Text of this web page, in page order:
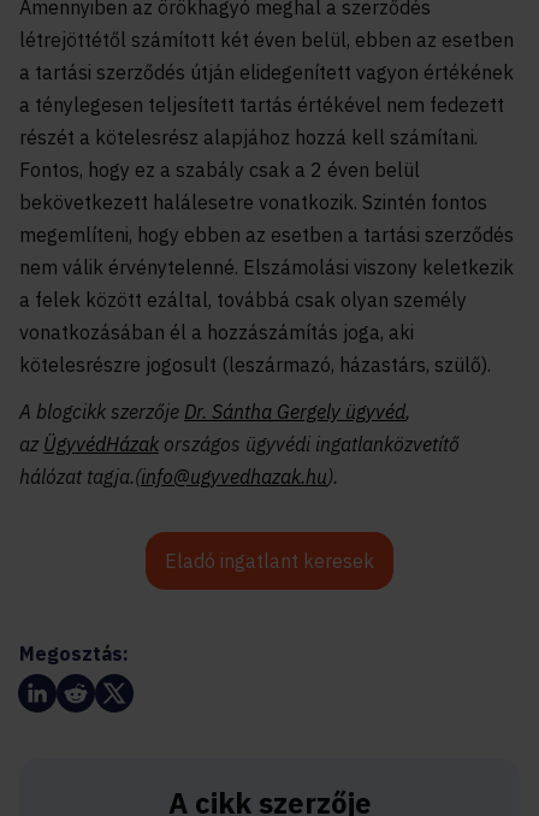
Amennyiben az örökhagyó meghal a szerződés
létrejöttétől számított két éven belül, ebben az esetben
a tartási szerződés útján elidegenített vagyon értékének
a ténylegesen teljesített tartás értékével nem fedezett
részét a kötelesrész alapjához hozzá kell számítani.
Fontos, hogy ez a szabály csak a 2 éven belül
bekövetkezett halálesetre vonatkozik. Szintén fontos
megemlíteni, hogy ebben az esetben a tartási szerződés
nem válik érvénytelenné. Elszámolási viszony keletkezik
a felek között ezáltal, továbbá csak olyan személy
vonatkozásában él a hozzászámítás joga, aki
kötelesrészre jogosult (leszármazó, házastárs, szülő).
A blogcikk szerzője Dr. Sántha Gergely ügyvéd,
az ÜgyvédHázak országos ügyvédi ingatlanközvetítő
hálózat tagja.(info@ugyvedhazak.hu).
Eladó ingatlant keresek
Megosztás:
A cikk szerzője